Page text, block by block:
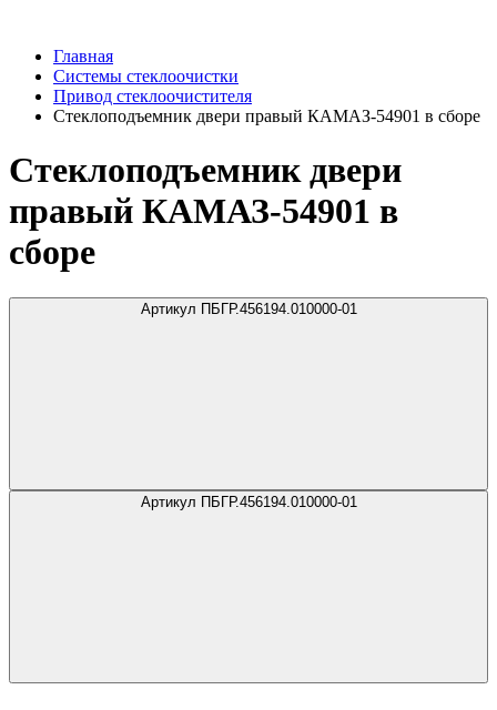
Главная
Системы стеклоочистки
Привод стеклоочистителя
Стеклоподъемник двери правый КАМАЗ-54901 в сборе
Стеклоподъемник двери
правый КАМАЗ-54901 в
сборе
Артикул ПБГР.456194.010000-01
Артикул ПБГР.456194.010000-01